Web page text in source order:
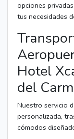
opciones
tus necesidades
Hotel
del
Nuestro servicio
personalizada,
cómodos